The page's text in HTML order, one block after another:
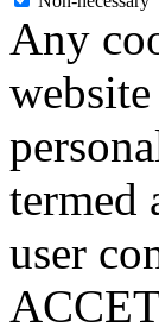
Any
termed
user